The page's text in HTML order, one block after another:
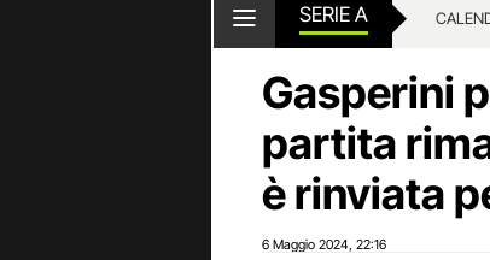
SERIE A
Gasperini
partita
è rinviata
6 Maggio 2024 22:16